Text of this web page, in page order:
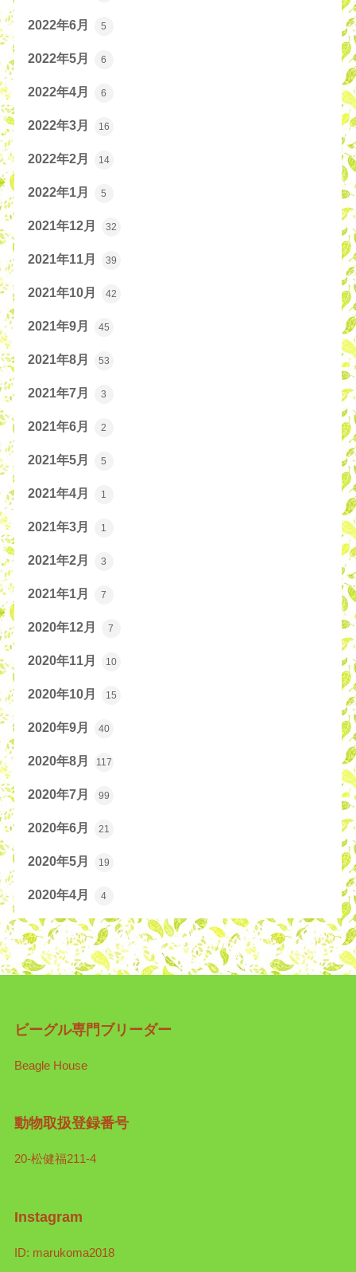
2022年6月 5
2022年5月 6
2022年4月 6
2022年3月 16
2022年2月 14
2022年1月 5
2021年12月 32
2021年11月 39
2021年10月 42
2021年9月 45
2021年8月 53
2021年7月 3
2021年6月 2
2021年5月 5
2021年4月 1
2021年3月 1
2021年2月 3
2021年1月 7
2020年12月 7
2020年11月 10
2020年10月 15
2020年9月 40
2020年8月 117
2020年7月 99
2020年6月 21
2020年5月 19
2020年4月 4
ビーグル専門ブリーダー
Beagle House
動物取扱登録番号
20-松健福211-4
Instagram
ID: marukoma2018